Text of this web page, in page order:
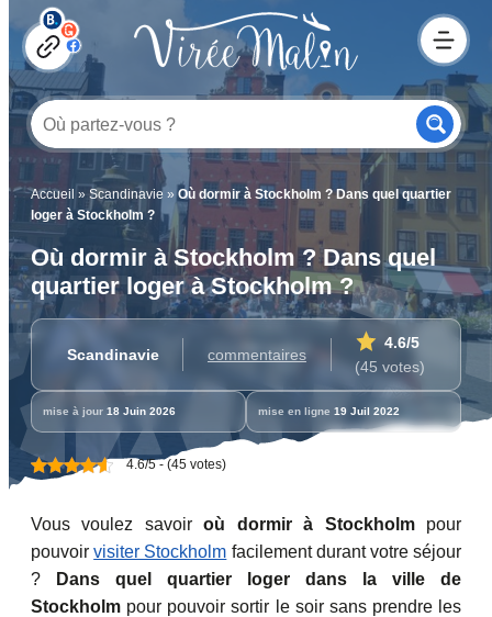
Accueil » Scandinavie » Où dormir à Stockholm ? Dans quel quartier
loger à Stockholm ?
Où dormir à Stockholm ? Dans quel
quartier loger à Stockholm ?
Scandinavie commentaires
4.6/5
(45 votes)
mise à jour 18 Juin 2026 mise en ligne 19 Juil 2022
4.6/5 - (45 votes)
Vous voulez savoiroù dormir à Stockholmpour
pouvoirvisiter Stockholm facilement durant votre séjour
?
Dans quel quartier loger dans la ville de
Stockholm pour pouvoir sortir le soir sans prendre les